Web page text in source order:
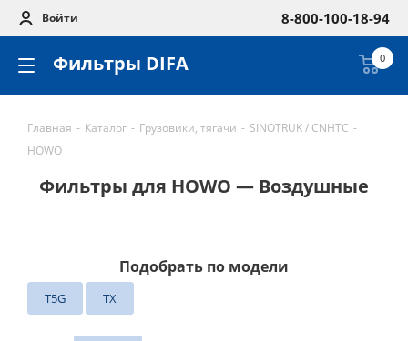
Войти 8-800-100-18-94
Фильтры DIFA 0
Главная - Каталог - Грузовики, тягачи - SINOTRUK / CNHTC -
HOWO
Фильтры для HOWO — Воздушные
Подобрать по модели
T5G TX